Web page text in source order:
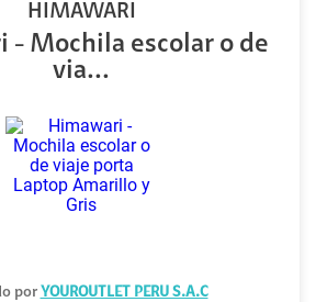
HIMAWARI
- Mochila escolar o de
via...
por YOUROUTLET PERU S.A.C